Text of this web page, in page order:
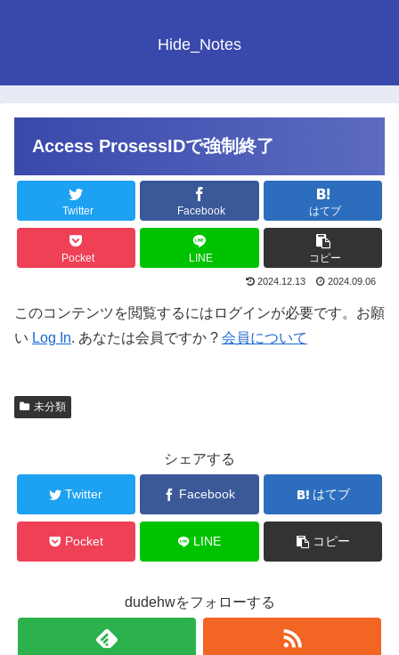
Hide_Notes
Access ProsessIDで強制終了
Twitter Facebook はてブ
Pocket LINE コピー
2024.12.13 2024.09.06
このコンテンツを閲覧するにはログインが必要です。お願
い Log In. あなたは会員ですか ? 会員について
未分類
シェアする
Twitter Facebook はてブ
Pocket LINE コピー
dudehwをフォローする